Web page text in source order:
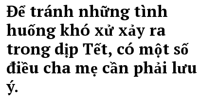
Để tránh những tình
huống khó xử xảy ra
trong dịp Tết, có một số
điều cha mẹ cần phải lưu
ý.